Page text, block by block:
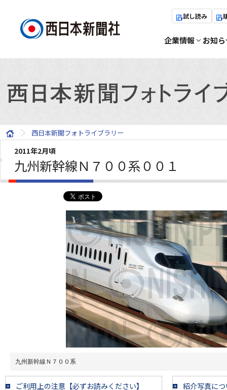
試し読み
企業情報 お知
西日本新聞フォトライブラリー
2011年2月頃
九州新幹線Ｎ７００系００１
九州新幹線Ｎ７００系
ご利用上の注意【必ずお読みください】 紹介写真に